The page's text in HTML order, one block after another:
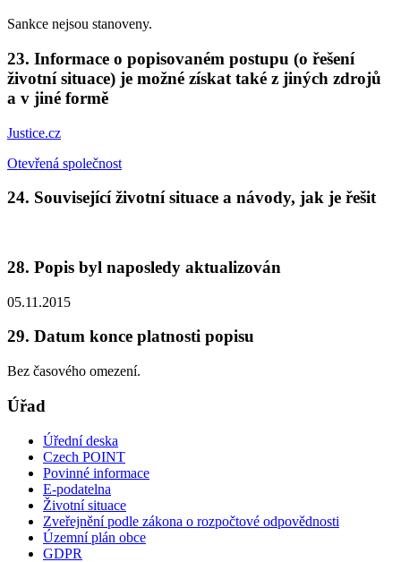
Sankce nejsou stanoveny.
23. Informace o popisovaném postupu (o řešení
životní situace) je možné získat také z jiných zdrojů
a v jiné formě
Justice.cz
Otevřená společnost
24. Související životní situace a návody, jak je řešit
28. Popis byl naposledy aktualizován
05.11.2015
29. Datum konce platnosti popisu
Bez časového omezení.
Úřad
Úřední deska
Czech POINT
Povinné informace
E-podatelna
Životní situace
Zveřejnění podle zákona o rozpočtové odpovědnosti
Územní plán obce
GDPR